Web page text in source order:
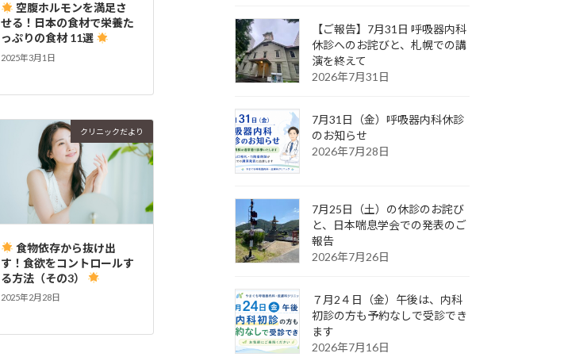
空腹ホルモンを満足さ
せる！日本の食材で栄養た
っぷりの食材 11選
2025年3月1日
クリニックだより
食物依存から抜け出
す！食欲をコントロールす
る方法（その3）
2025年2月28日
【ご報告】7月31日 呼吸器内科
休診へのお詫びと、札幌での講
演を終えて
2026年7月31日
7月31日（金）呼吸器内科休診
のお知らせ
2026年7月28日
7月25日（土）の休診のお詫び
と、日本喘息学会での発表のご
報告
2026年7月26日
７月2４日（金）午後は、内科
初診の方も予約なしで受診でき
ます
2026年7月16日